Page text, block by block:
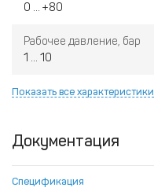
0 ... +80
Рабочее давление, бар
1 ... 10
Показать все характеристики
Документация
Спецификация